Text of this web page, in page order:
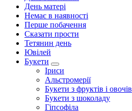
День матері
Немає в наявності
Перше побачення
Сказати прости
Тетянин день
Ювілей
Букети
Іриси
Альстромерії
Букети з фруктів і овочів
Букети з шоколаду
Гіпсофіла